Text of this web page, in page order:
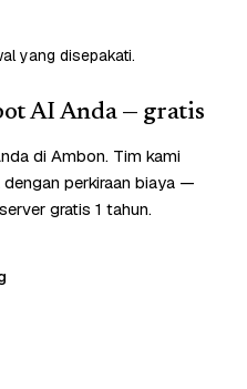
yang disepakati.
AI Anda — gratis
di Ambon. Tim kami
perkiraan biaya —
gratis 1 tahun.